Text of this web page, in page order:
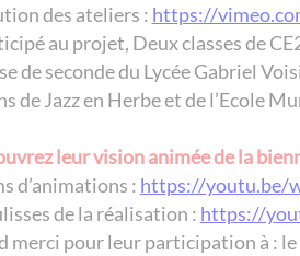
des ateliers : https://
au projet, Deux classes de
de seconde du Lycée Gabriel
de Jazz en Herbe et de l’Ecole
leur vision animée de la
d’animations : https://youtu.be/
de la réalisation : https://
merci pour leur participation à :